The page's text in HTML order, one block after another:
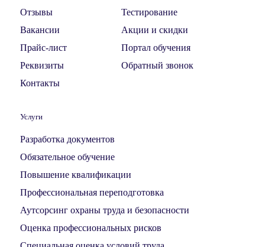
Отзывы
Вакансии
Прайс-лист
Реквизиты
Контакты
Тестирование
Акции и скидки
Портал обучения
Обратный звонок
Услуги
Разработка документов
Обязательное обучение
Повышение квалификации
Профессиональная переподготовка
Аутсорсинг охраны труда и безопасности
Оценка профессиональных рисков